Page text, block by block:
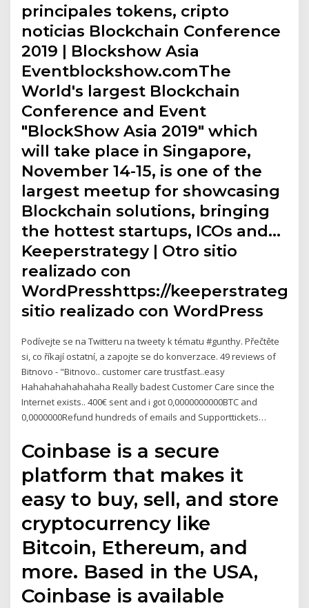
principales tokens, cripto
noticias Blockchain Conference
2019 | Blockshow Asia
Eventblockshow.comThe
World's largest Blockchain
Conference and Event
"BlockShow Asia 2019" which
will take place in Singapore,
November 14-15, is one of the
largest meetup for showcasing
Blockchain solutions, bringing
the hottest startups, ICOs and…
Keeperstrategy | Otro sitio
realizado con
WordPresshttps://
sitio realizado con WordPress
Podívejte se na Twitteru na tweety k tématu #gunthy. Přečtěte
si, co říkají ostatní, a zapojte se do konverzace. 49 reviews of
Bitnovo - "Bitnovo.. customer care trustfast..easy
Hahahahahahahaha Really badest Customer Care since the
Internet exists.. 400€ sent and i got 0,0000000000BTC and
0,0000000Refund hundreds of emails and Supporttickets…
Coinbase is a secure
platform that makes it
easy to buy, sell, and store
cryptocurrency like
Bitcoin, Ethereum, and
more. Based in the USA,
Coinbase is available